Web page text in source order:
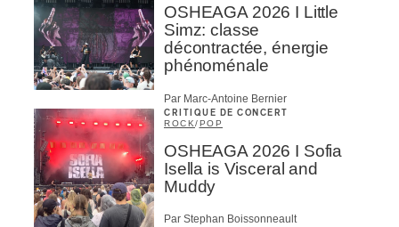
OSHEAGA 2026 I Little
Simz: classe
décontractée, énergie
phénoménale
Par Marc-Antoine Bernier
CRITIQUE DE CONCERT
ROCK/POP
OSHEAGA 2026 I Sofia
Isella is Visceral and
Muddy
Par Stephan Boissonneault